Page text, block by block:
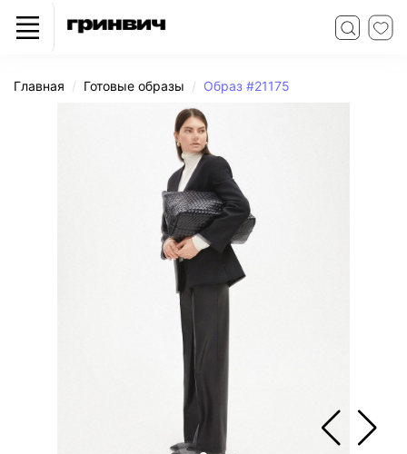
Главная Готовые образы Образ #21175